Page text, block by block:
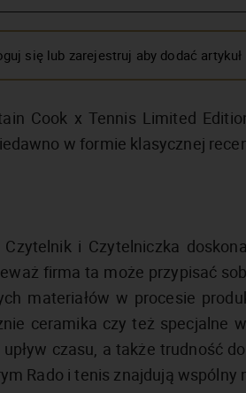
się lub zarejestruj aby dodać
Cook x Tennis Limited
w formie klasycznej
i Czytelniczka
firma ta może przypisać
materiałów w procesie
ceramika czy też specjalne
czasu, a także trudność
Rado i tenis znajdują wspólny